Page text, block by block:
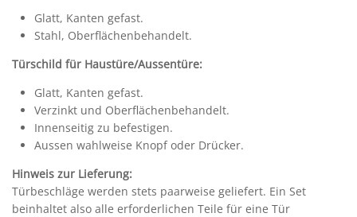
Glatt, Kanten gefast.
Stahl, Oberflächenbehandelt.
Türschild für Haustüre/Aussentüre:
Glatt, Kanten gefast.
Verzinkt und Oberflächenbehandelt.
Innenseitig zu befestigen.
Aussen wahlweise Knopf oder Drücker.
Hinweis zur Lieferung:
Türbeschläge werden stets paarweise geliefert. Ein Set
beinhaltet also alle erforderlichen Teile für eine Tür